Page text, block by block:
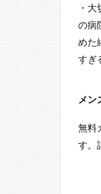
・
の病
めた
すぎ
メ
無料
す。